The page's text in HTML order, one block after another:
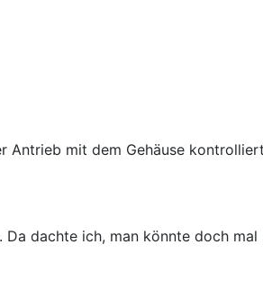
mit dem Gehäuse
dachte ich, man könnte doch mal